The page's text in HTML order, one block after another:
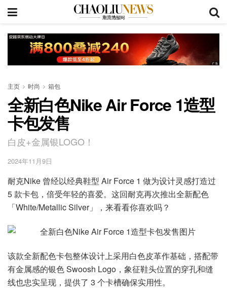
主页 时尚 箱包
全新白色Nike Air Force 1造型
卡包发售
白皮+金属银LOGO！
2024年11月9日
耐克Nike 曾经以经典鞋型 Air Force 1 做为设计灵感打造过
5 款卡包，倍受年轻的喜爱。这回耐克再次推出全新配色
「White/Metallic Silver」，来看看你喜欢吗？
该款全新配色卡包整体设计上采用白色皮革作基础，搭配带
有金属感的银色 Swoosh Logo，象征鞋头位置的穿孔和缝
线也忠实呈现，提供了 3 个卡槽确保实用性。